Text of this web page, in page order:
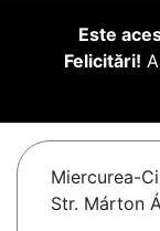
Este
Felicitări!
Miercurea-
Str. Márton